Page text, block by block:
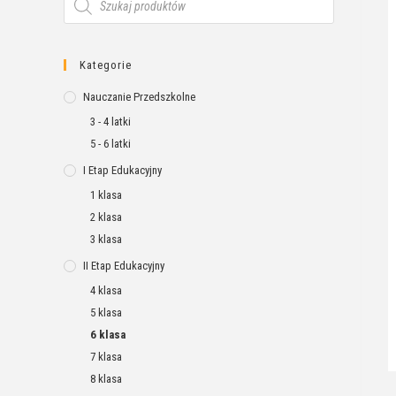
Kategorie
Nauczanie Przedszkolne
3 - 4 latki
5 - 6 latki
I Etap Edukacyjny
1 klasa
2 klasa
3 klasa
II Etap Edukacyjny
4 klasa
5 klasa
6 klasa
7 klasa
8 klasa